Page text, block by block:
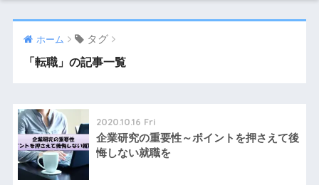
ホーム
タグ
「転職」の記事一覧
2020.10.16 Fri
企業研究の重要性～ポイントを押さえて後
悔しない就職を